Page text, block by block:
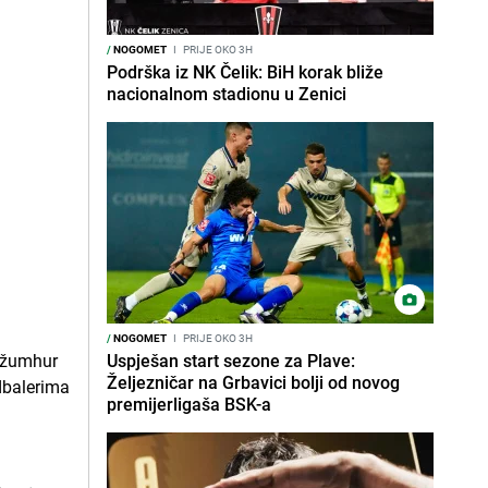
/NOGOMET I PRIJE OKO 3H
Podrška iz NK Čelik: BiH korak bliže
nacionalnom stadionu u Zenici
/NOGOMET I PRIJE OKO 3H
Uspješan start sezone za Plave:
Željezničar na Grbavici bolji od novog
premijerligaša BSK-a